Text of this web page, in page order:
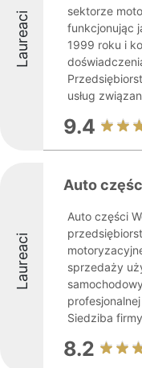
Laureaci
sektorze
funkcjonując
1999 roku i
usług
9.4
Laureaci
Auto
Auto części
sprzedaży
Siedziba
8.2